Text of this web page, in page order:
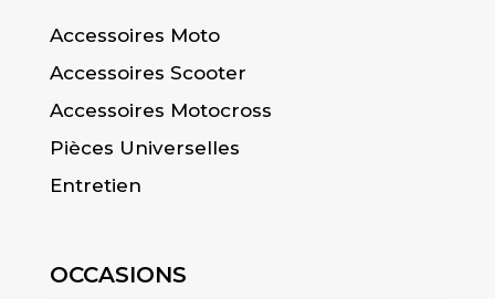
Accessoires Moto
Accessoires Scooter
Accessoires Motocross
Pièces Universelles
Entretien
OCCASIONS